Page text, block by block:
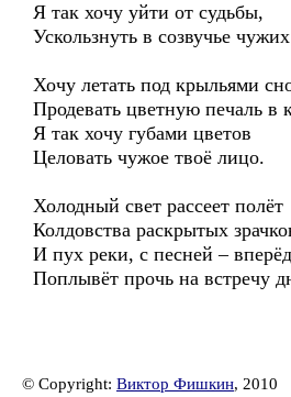
Я так хочу уйти от судьбы,
Ускользнуть в созвучье
Хочу летать под крыльями
Продевать цветную печаль в
Я так хочу губами цветов
Целовать чужое твоё лицо.
Холодный свет рассеет полёт
Колдовства раскрытых
И пух реки, с песней –
Поплывёт прочь на встречу
© Copyright: Виктор Фишкин, 2010